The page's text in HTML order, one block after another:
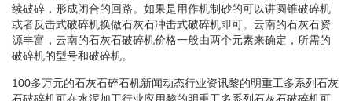
续破碎，形成闭合的回路。如果是用作机制砂的可以讲圆锥破碎机
或者反击式破碎机换做石灰石冲击式破碎机即可。云南的石灰石资
源丰富，云南的石灰石破碎机价格一般由两个元素来确定，所需的
破碎机的型号和破碎机。
100多万元的石灰石碎石机新闻动态行业资讯黎的明重工多系列石灰